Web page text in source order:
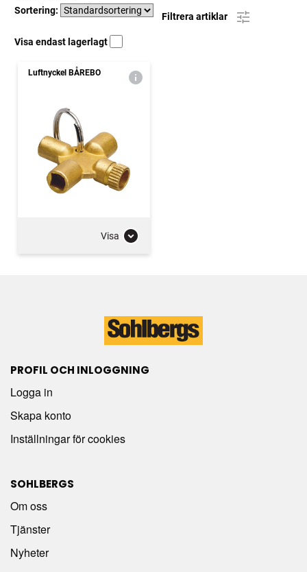
Sortering:
Filtrera artiklar
Visa endast lagerlagt
Luftnyckel BÅREBO
Visa
PROFIL OCH INLOGGNING
Logga in
Skapa konto
Inställningar för cookies
SOHLBERGS
Om oss
Tjänster
Nyheter